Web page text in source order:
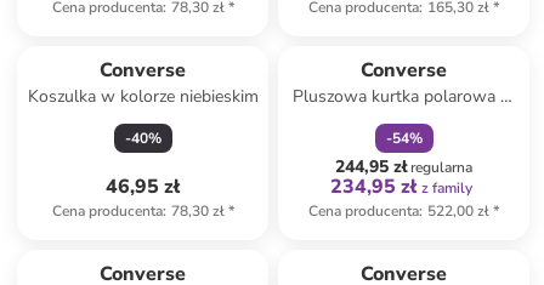
Cena producenta: 78,30 zł* Cena producenta: 165,30 zł*
Converse
Koszulka w kolorze niebieskim
-40%
46,95 zł
Cena producenta: 78,30 zł*
Converse
Pluszowa kurtka polarowa w
kolorze fioletowym
-54%
244,95 złregularna
234,95 zł z family
Cena producenta: 522,00 zł*
Converse Converse